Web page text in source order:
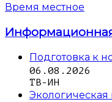
Время местное
Подготовка к
06.08.2026
ТВ-ИН